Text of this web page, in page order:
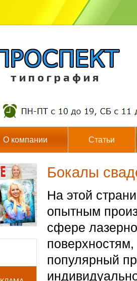
т и п о г р а ф и я
О компании Статьи
Бокалы
На этой
опытным
сфере
популярный